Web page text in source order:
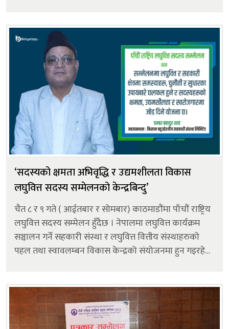
‘सदस्यको क्षमता अभिवृद्धि र उद्यमशीलता विकास
लघुवित्त सदस्य सम्मेलनको केन्द्रबिन्दु’
चैत ८ र ९ गते ( आईतबार र सोमबार) काठमाडौंमा पाँचौं राष्ट्रिय
लघुवित्त सदस्य सम्मेलन हुँदैछ । नेपालमा लघुवित्त कार्यक्रम
सञ्चालन गर्ने सहकारी संस्था र लघुवित्त वित्तीय संस्थाहरुको
पहल तथा स्वावलम्बन विकास केन्द्रको संयोजनमा हुन गइरहेको